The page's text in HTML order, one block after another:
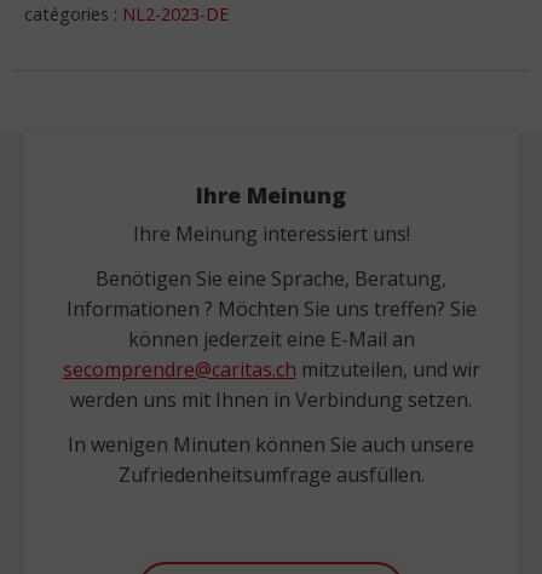
catégories : NL2-2023-DE
Ihre Meinung
Ihre Meinung interessiert uns!
Benötigen Sie eine Sprache, Beratung,
Informationen ? Möchten Sie uns treffen? Sie
können jederzeit eine E-Mail an
secomprendre@caritas.ch mitzuteilen, und wir
werden uns mit Ihnen in Verbindung setzen.
In wenigen Minuten können Sie auch unsere
Zufriedenheitsumfrage ausfüllen.